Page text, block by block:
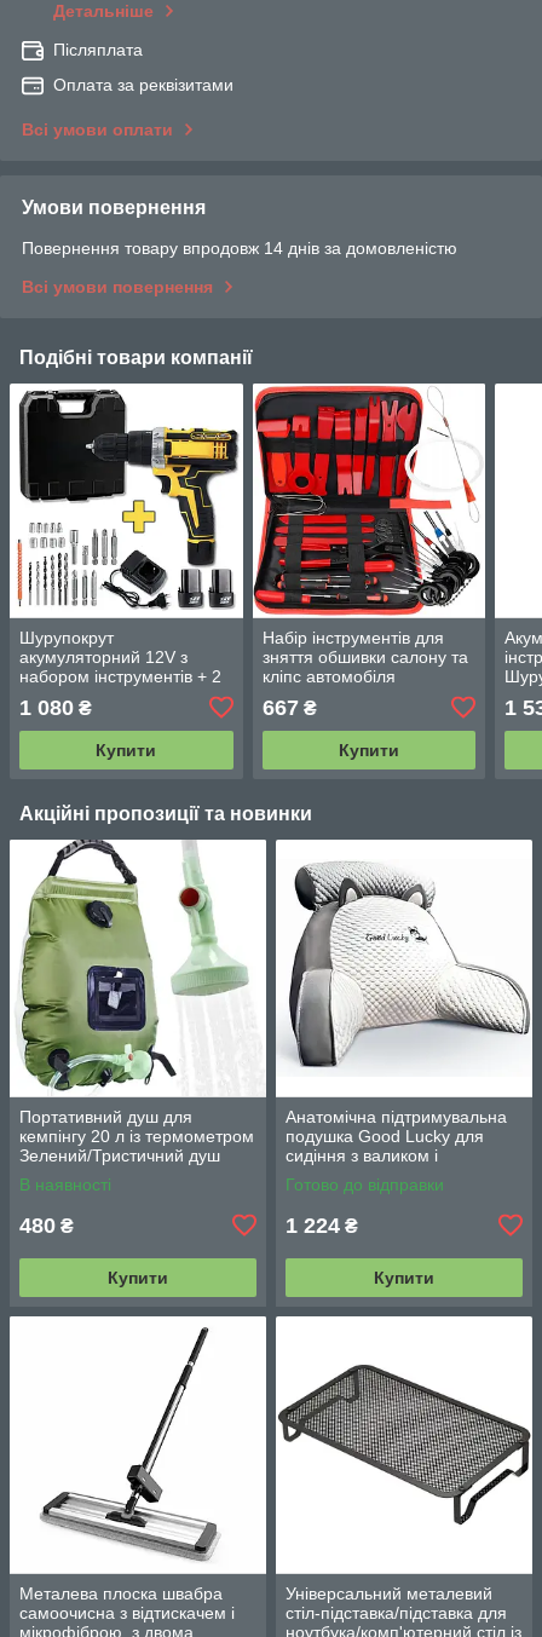
Детальніше
Післяплата
Оплата за реквізитами
Всі умови оплати
Умови повернення
Повернення товару впродовж 14 днів за домовленістю
Всі умови повернення
Подібні товари компанії
Шурупокрут
акумуляторний 12V з
набором інструментів + 2
акумулятори/бездротовий
шурупокрут-дриль
1 080 ₴
Купити
Набір інструментів для
зняття обшивки салону та
кліпс автомобіля
Рагувальники для зняття
обшивки
667₴
Купити
1
Акційні пропозиції та новинки
Портативний душ для
кемпінгу 20 л із термометром
Зелений/Тристичний душ
переносний з лійкою/
Польовий душ сумка
В наявності
480 ₴
Купити
Анатомічна підтримувальна
подушка Good Lucky для
сидіння з валиком і
підлокітниками
Готово до відправки
1 224 ₴
Купити
Металева плоска швабра
самоочисна з відтискачем і
мікрофіброю з двома
Універсальний металевий
стіл-підставка/підставка для
ноутбука/комп'ютерний стіл із